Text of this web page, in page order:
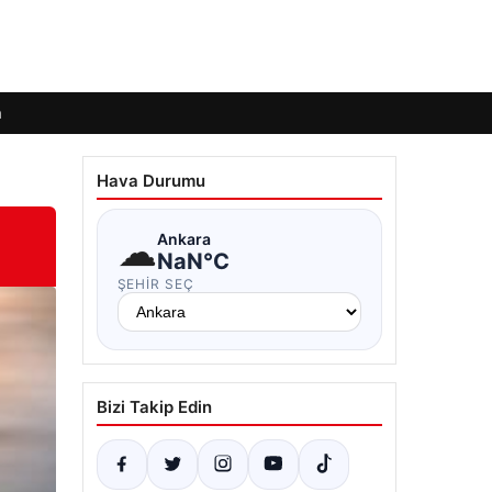
Hava Durumu
☁Ankara
NaN°C
ŞEHIR SEÇ
Bizi Takip Edin